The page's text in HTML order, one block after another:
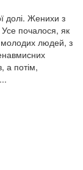
долі. Женихи з
почалося, як
людей, з
а потім,